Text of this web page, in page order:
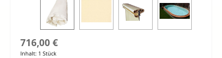
Regulärer Preis:
716,00 €
Inhalt: 1 Stück